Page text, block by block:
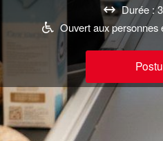
Durée :
Ouvert aux personnes